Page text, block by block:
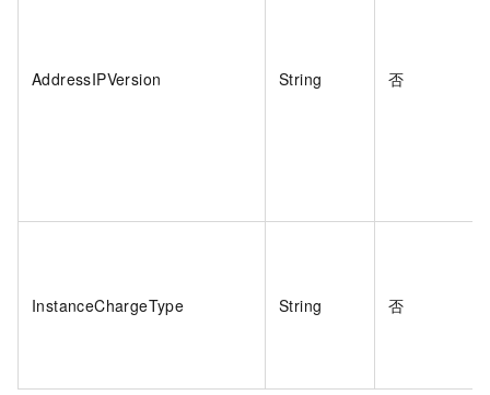
AddressIPVersion String 否
InstanceChargeType String 否